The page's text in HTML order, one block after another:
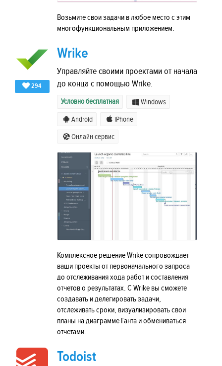
Возьмите свои задачи в любое место с этим
многофункциональным приложением.
294
Wrike
Управляйте своими проектами от начала
до конца с помощью Wrike.
Условно бесплатная Windows
Android iPhone
Онлайн сервис
Комплексное решение Wrike сопровождает
ваши проекты от первоначального запроса
до отслеживания хода работ и составления
отчетов о результатах. С Wrike вы сможете
создавать и делегировать задачи,
отслеживать сроки, визуализировать свои
планы на диаграмме Ганта и обмениваться
отчетами.
Todoist